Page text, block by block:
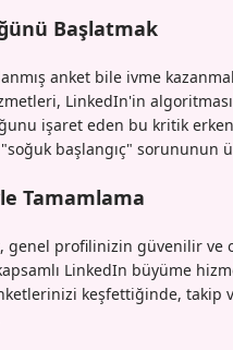
Başlatmak
anket bile ivme
LinkedIn'in
işaret eden bu kritik
başlangıç" sorununun
Tamamlama
genel profilinizin güvenilir
kapsamlı LinkedIn büyüme
keşfettiğinde, takip